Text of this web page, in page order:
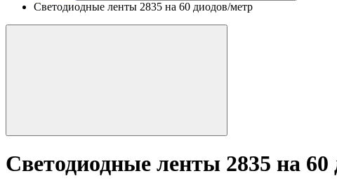
Светодиодные ленты 2835 на 60 диодов/метр
Светодиодные ленты 2835 на 60